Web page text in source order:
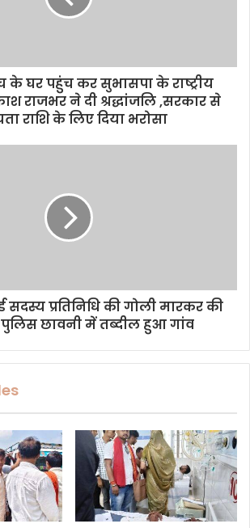
के घर पहुंच कर सुभासपा के राष्ट्रीय
राजभर ने दी श्रद्धांजलि ,सरकार से
राशि के लिए दिया भरोसा
सदस्य प्रतिनिधि की गोली मारकर की
पुलिस छावनी में तब्दील हुआ गांव